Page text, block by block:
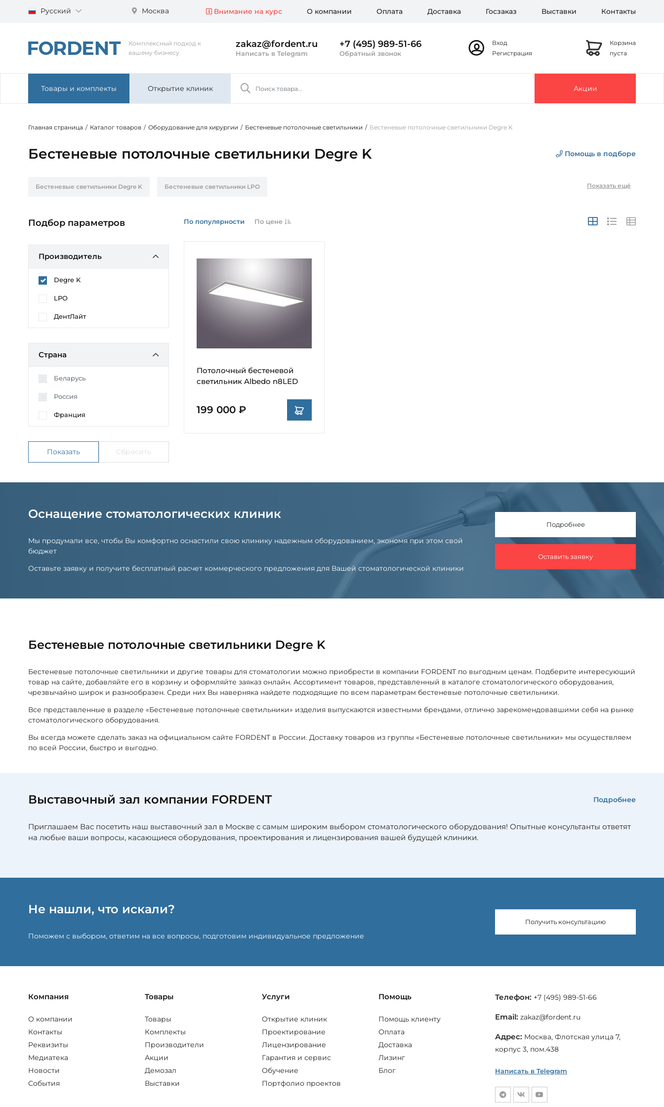
Русский Москва Внимание на курс О компании Оплата Доставка Госзаказ Выставки Контакты
Комплексный подход к
вашему бизнесу
zakaz@fordent.ru
Написать в Telegram
+7 (495) 989-51-66
Обратный звонок
Вход
Регистрация
Корзина
пуста
Товары и комплекты Открытие клиник Акции
Главная страница / Каталог товаров / Оборудование для хирургии / Бестеневые потолочные светильники / Бестеневые потолочные светильники Degre K
Бестеневые потолочные светильники Degre K Помощь в подборе
Бестеневые светильники Degre K Бестеневые светильники LPO Показать ещё
Подбор параметров
Производитель
Degre K
LPO
ДентЛайт
Страна
Беларусь
Россия
Франция
По популярности По цене
Потолочный бестеневой
светильник Albedo n8LED
199 000 ₽
Оснащение стоматологических клиник
Мы продумали все, чтобы Вы комфортно оснастили свою клинику надежным оборудованием, экономя при этом свой
бюджет
Оставьте заявку и получите бесплатный расчет коммерческого предложения для Вашей стоматологической клиники
Подробнее
Оставить заявку
Бестеневые потолочные светильники Degre K
Бестеневые потолочные светильники и другие товары для стоматологии можно приобрести в компании FORDENT по выгодным ценам. Подберите интересующий
товар на сайте, добавляйте его в корзину и оформляйте заяказ онлайн. Ассортимент товаров, представленный в каталоге стоматологического оборудования,
чрезвычайно широк и разнообразен. Среди них Вы наверняка найдете подходящие по всем параметрам бестеневые потолочные светильники.
Все представленные в разделе «Бестеневые потолочные светильники» изделия выпускаются известными брендами, отлично зарекомендовавшими себя на рынке
стоматологического оборудования.
Вы всегда можете сделать заказ на официальном сайте FORDENT в России. Доставку товаров из группы «Бестеневые потолочные светильники» мы осуществляем
по всей России, быстро и выгодно.
Выставочный зал компании FORDENT Подробнее
Приглашаем Вас посетить наш выставочный зал в Москве с самым широким выбором стоматологического оборудования! Опытные консультанты ответят
на любые ваши вопросы, касающиеся оборудования, проектирования и лицензирования вашей будущей клиники.
Не нашли, что искали?
Поможем с выбором, ответим на все вопросы, подготовим индивидуальное предложение
Получить консультацию
Компания
О компании
Контакты
Реквизиты
Медиатека
Новости
События
Товары
Товары
Комплекты
Производители
Акции
Демозал
Выставки
Услуги
Открытие клиник
Проектирование
Лицензирование
Гарантия и сервис
Обучение
Портфолио проектов
Помощь
Помощь клиенту
Оплата
Доставка
Лизинг
Блог
Телефон: +7 (495) 989-51-66
Email: zakaz@fordent.ru
Адрес: Москва, Флотская улица 7,
корпус 3, пом.438
Написать в Telegram